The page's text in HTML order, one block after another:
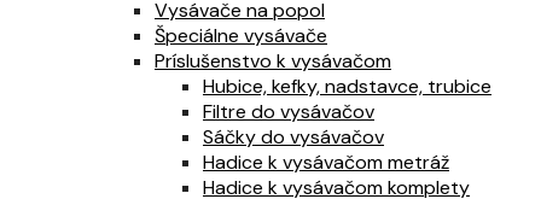
Vysávače na popol
Špeciálne vysávače
Príslušenstvo k vysávačom
Hubice, kefky, nadstavce, trubice
Filtre do vysávačov
Sáčky do vysávačov
Hadice k vysávačom metráž
Hadice k vysávačom komplety